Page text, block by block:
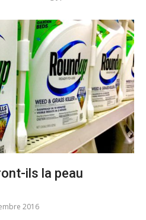
ils la peau
2016